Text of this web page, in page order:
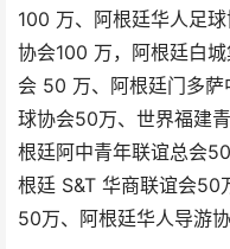
100 万、阿根廷华人足
协会100 万，阿根廷白
会 50 万、阿根廷门多
球协会50万、世界福建
根廷阿中青年联谊总会
根廷 S&T 华商联谊会50
50万、阿根廷华人导游